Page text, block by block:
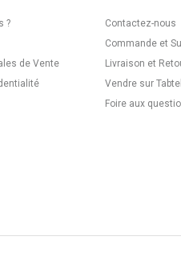
?
de Vente
Contactez-nous
Commande et
Livraison et
Vendre sur
Foire aux